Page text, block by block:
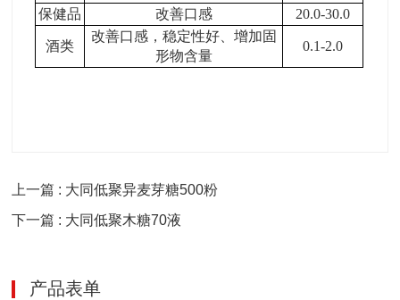
保健品
改善口感 20.0-30.0
酒类
改善口感，稳定性好、增加固
形物含量
0.1-2.0
上一篇 : 大同低聚异麦芽糖500粉
下一篇 : 大同低聚木糖70液
产品表单